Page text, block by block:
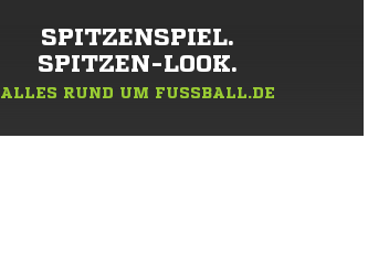
SPITZENSPIEL.
SPITZEN-LOOK.
ALLES RUND UM FUSSBALL.DE